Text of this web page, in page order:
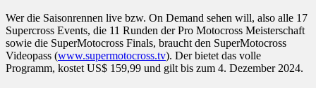
Wer die Saisonrennen live bzw. On Demand sehen will, also alle 17
Supercross Events, die 11 Runden der Pro Motocross Meisterschaft
sowie die SuperMotocross Finals, braucht den SuperMotocross
Videopass (www.supermotocross.tv). Der bietet das volle
Programm, kostet US$ 159,99 und gilt bis zum 4. Dezember 2024.